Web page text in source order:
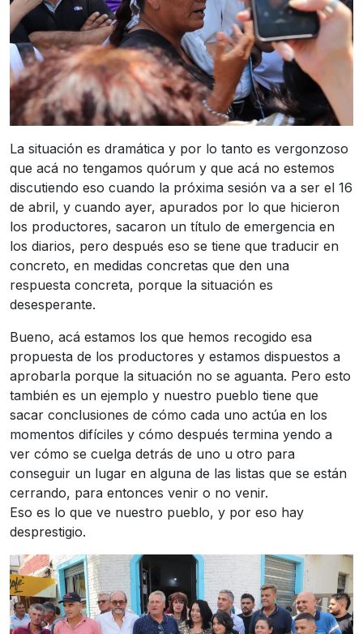
La situación es dramática y por lo tanto es vergonzoso
que acá no tengamos quórum y que acá no estemos
discutiendo eso cuando la próxima sesión va a ser el 16
de abril, y cuando ayer, apurados por lo que hicieron
los productores, sacaron un título de emergencia en
los diarios, pero después eso se tiene que traducir en
concreto, en medidas concretas que den una
respuesta concreta, porque la situación es
desesperante.
Bueno, acá estamos los que hemos recogido esa
propuesta de los productores y estamos dispuestos a
aprobarla porque la situación no se aguanta. Pero esto
también es un ejemplo y nuestro pueblo tiene que
sacar conclusiones de cómo cada uno actúa en los
momentos difíciles y cómo después termina yendo a
ver cómo se cuelga detrás de uno u otro para
conseguir un lugar en alguna de las listas que se están
cerrando, para entonces venir o no venir.
Eso es lo que ve nuestro pueblo, y por eso hay
desprestigio.